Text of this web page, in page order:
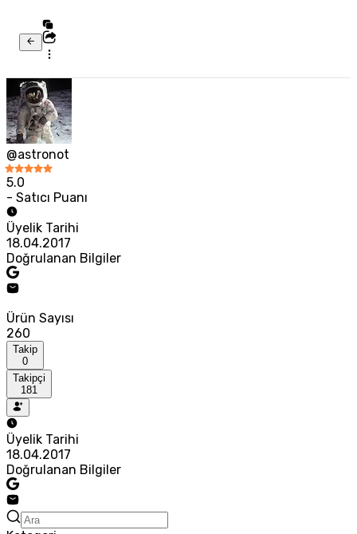
@astronot
5.0
- Satıcı Puanı
Üyelik Tarihi
18.04.2017
Doğrulanan Bilgiler
Ürün Sayısı
260
Takip
0
Takipçi
181
Üyelik Tarihi
18.04.2017
Doğrulanan Bilgiler